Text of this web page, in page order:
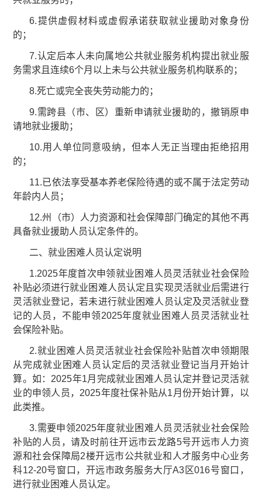
6.提供虚假材料或虚假承诺获取就业援助对象身份
的；
7.认定后本人未向属地公共就业服务机构提出就业服
务需求且连续6个月以上未与公共就业服务机构联系的；
8.死亡或完全丧失劳动能力的；
9.需跨县（市、区）重新申请就业援助的，撤销原申
请地就业援助；
10.用人单位同意吸纳，但本人无正当理由拒绝招用
的；
11.已依法享受基本养老保险待遇的或不属于法定劳动
年龄内人员；
12.州（市）人力资源和社会保障部门确定的其他不再
具备就业援助人员认定条件的。
二、就业困难人员认定说明
1.2025年度首次申领就业困难人员灵活就业社会保险
补贴必须进行就业困难人员认定且实现灵活就业后需进行
灵活就业登记，若未进行就业困难人员认定及灵活就业登
记的人员，不能申领2025年度就业困难人员灵活就业社
会保险补贴。
2.就业困难人员灵活就业社会保险补贴首次申领期限
从完成就业困难人员认定后的灵活就业登记当月开始计
算。如：2025年1月完成就业困难人员认定并登记灵活就
业的申领人员，2025年度社保补贴从1月份开始计算，以
此类推。
3.需要申领2025年度就业困难人员灵活就业社会保险
补贴的人员，请及时前往开远市云龙路5号开远市人力资
源和社会保障局2楼开远市公共就业和人才服务中心业务
科12-20号窗口，开远市政务服务大厅A3区016号窗口，
进行就业困难人员认定。